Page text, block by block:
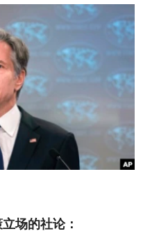
场的社论：